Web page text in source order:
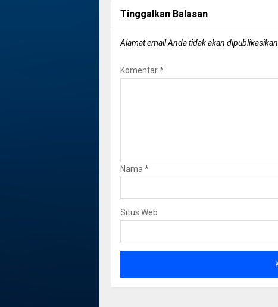
Tinggalkan Balasan
Alamat email Anda tidak akan dipublikasikan.
Komentar*
Nama *
Situs Web